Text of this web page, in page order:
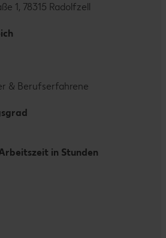
1, 78315 Radolfzell
& Berufserfahrene
in Stunden